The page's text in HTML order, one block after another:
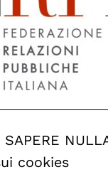
SAPERE
cookies